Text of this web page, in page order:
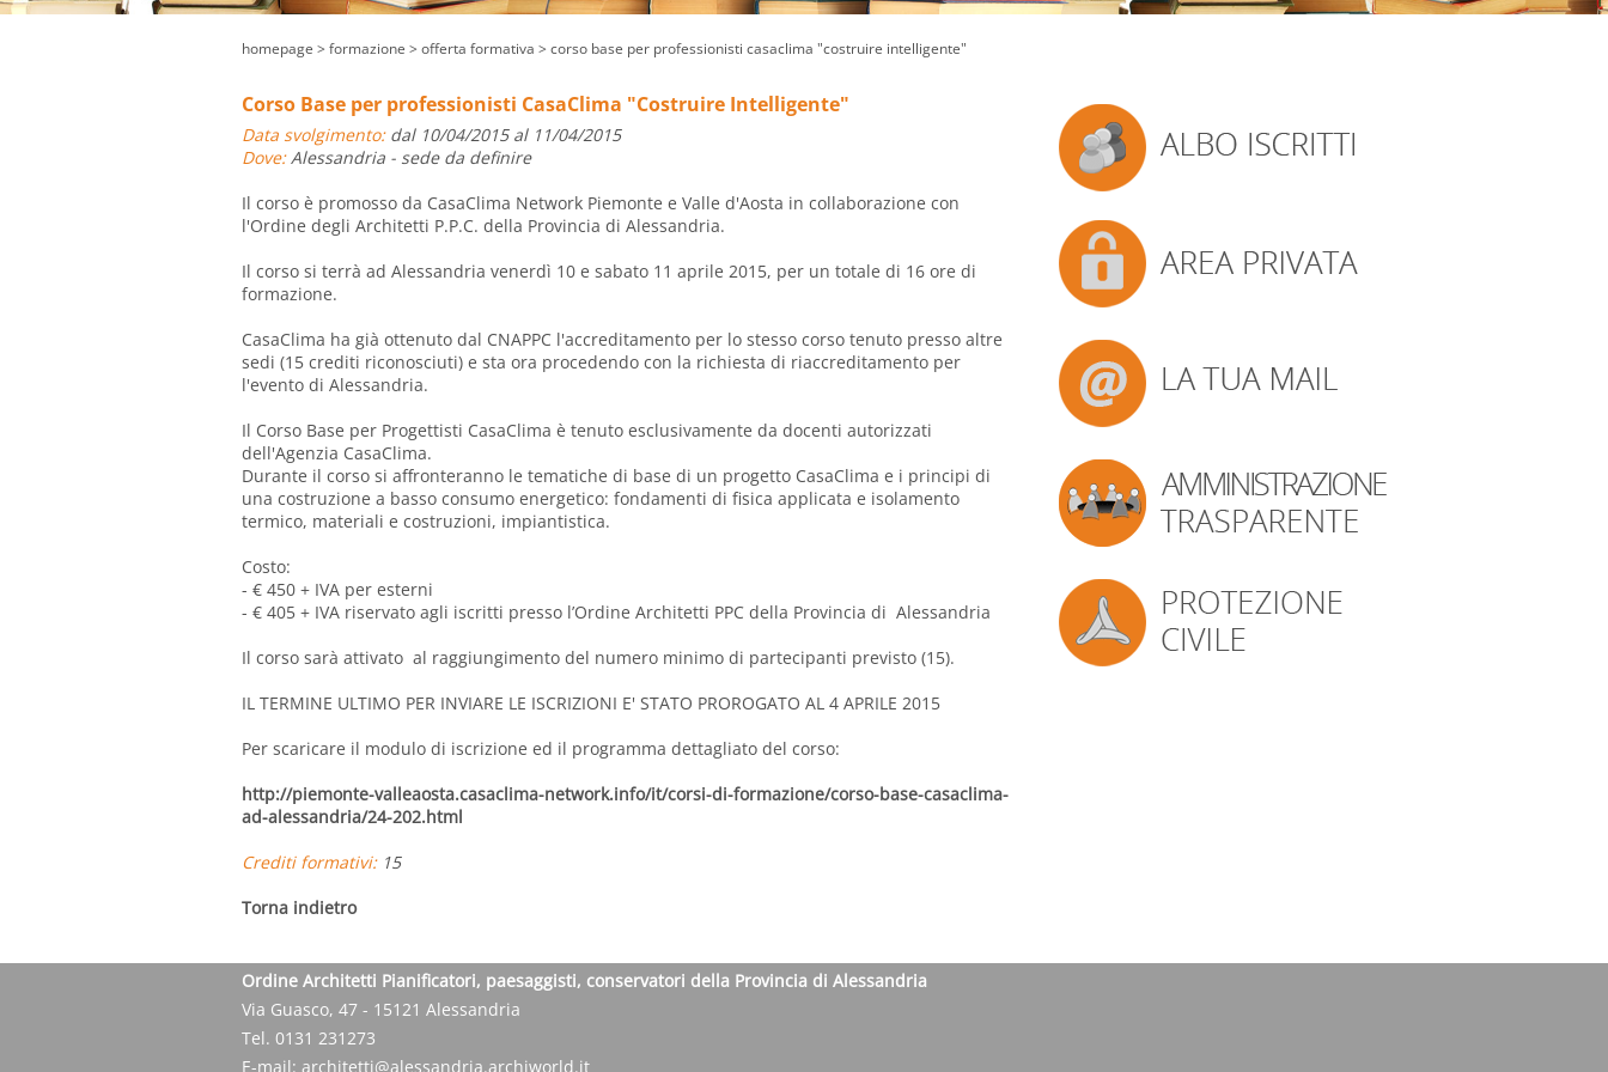
homepage > formazione > offerta formativa > corso base per professionisti casaclima "costruire intelligente"
Corso Base per professionisti CasaClima "Costruire Intelligente"
Data svolgimento:dal 10/04/2015 al 11/04/2015
Dove:Alessandria - sede da definire
Il corso è promosso da CasaClima Network Piemonte e Valle d'Aosta in collaborazione con
l'Ordine degli Architetti P.P.C. della Provincia di Alessandria.
Il corso si terrà ad Alessandria venerdì 10 e sabato 11 aprile 2015, per un totale di 16 ore di
formazione.
CasaClima ha già ottenuto dal CNAPPC l'accreditamento per lo stesso corso tenuto presso altre
sedi (15 crediti riconosciuti) e sta ora procedendo con la richiesta di riaccreditamento per
l'evento di Alessandria.
Il Corso Base per Progettisti CasaClima è tenuto esclusivamente da docenti autorizzati
dell'Agenzia CasaClima.
Durante il corso si affronteranno le tematiche di base di un progetto CasaClima e i principi di
una costruzione a basso consumo energetico: fondamenti di fisica applicata e isolamento
termico, materiali e costruzioni, impiantistica.
Costo:
- € 450 + IVA per esterni
- € 405 + IVA riservato agli iscritti presso l’Ordine Architetti PPC della Provincia di Alessandria
Il corso sarà attivato al raggiungimento del numero minimo di partecipanti previsto (15).
IL TERMINE ULTIMO PER INVIARE LE ISCRIZIONI E' STATO PROROGATO AL 4 APRILE 2015
Per scaricare il modulo di iscrizione ed il programma dettagliato del corso:
http://piemonte-valleaosta.casaclima-network.info/it/corsi-di-formazione/corso-base-casaclima-
ad-alessandria/24-202.html
Crediti formativi:15
Torna indietro
Ordine Architetti Pianificatori, paesaggisti, conservatori della Provincia di Alessandria
Via Guasco, 47 - 15121 Alessandria
Tel. 0131 231273
E-mail: architetti@alessandria.archiworld.it